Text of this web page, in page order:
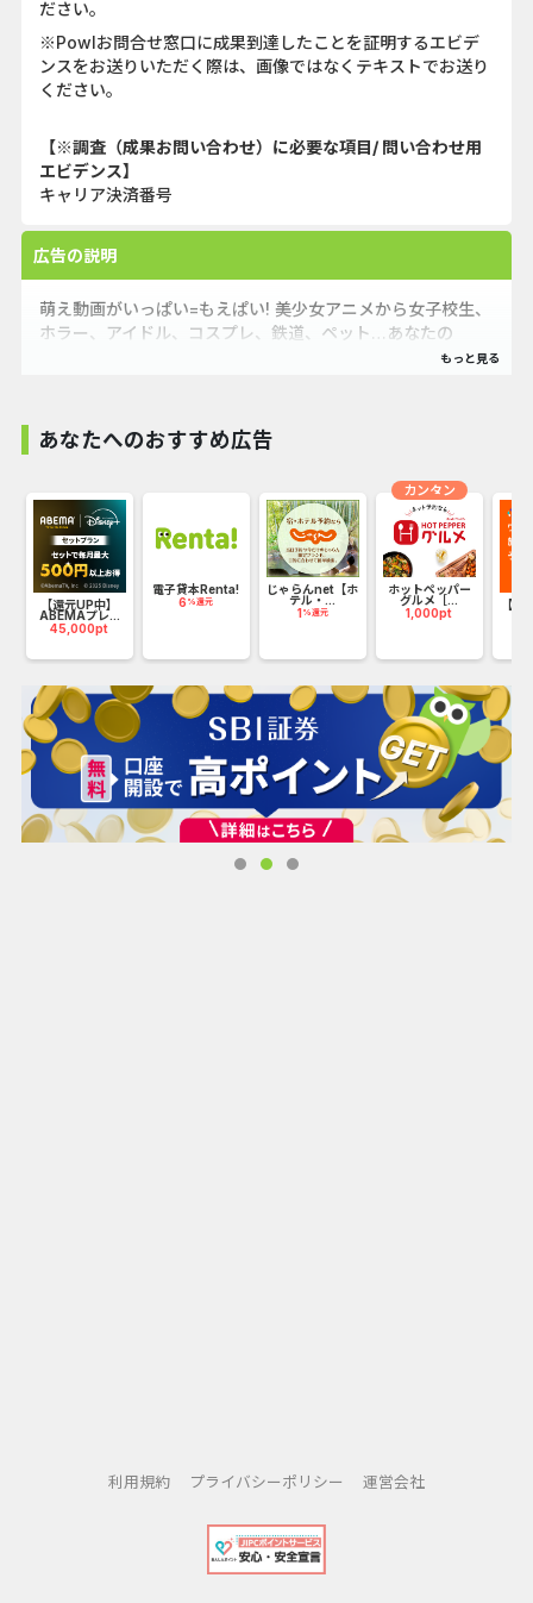
ださい。
※Powlお問合せ窓口に成果到達したことを証明するエビデ
ンスをお送りいただく際は、画像ではなくテキストでお送り
ください。
【※調査（成果お問い合わせ）に必要な項目/ 問い合わせ用
エビデンス】
キャリア決済番号
広告の説明
萌え動画がいっぱい=もえぱい! 美少女アニメから女子校生、
ホラー、アイドル、コスプレ、鉄道、ペット…あなたの
「●●萌え」に応える、いろんな「萌えシチュエーション」
あなたへのおすすめ広告
【還元UP中】
ABEMAプレ...
45,000pt
電子貸本Renta!
6 %還元
じゃらんnet【ホ
テル・...
1 %還元
ホットペッパー
グルメ［...
1,000pt
カンタン
【
利用規約 プライバシーポリシー 運営会社